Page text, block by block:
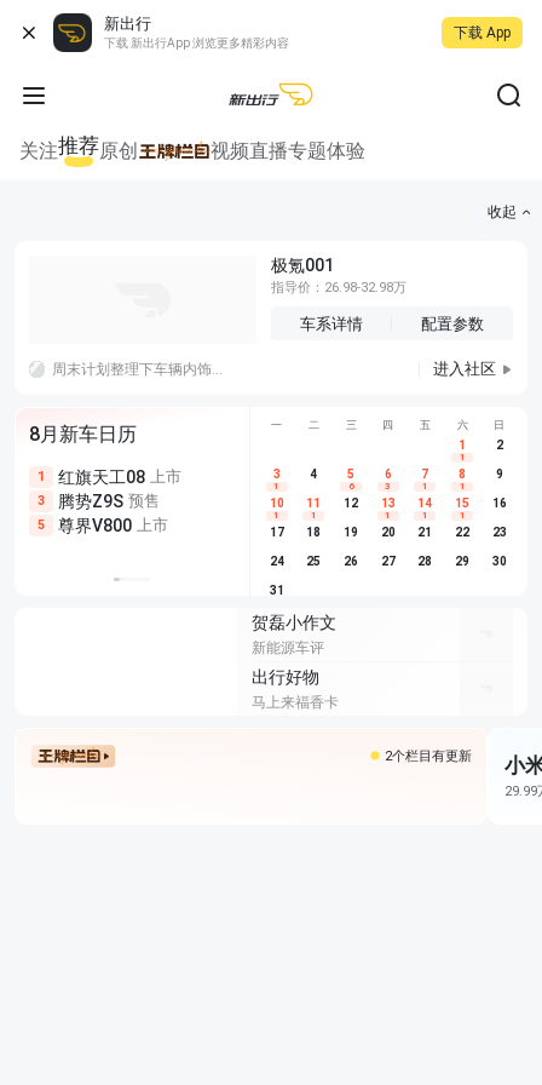
新出行
下载 新出行App 浏览更多精彩内容
下载 App
关注推荐原创 视频直播专题体验
收起
极氪001
指导价：26.98-32.98万
车系详情 配置参数
周末计划整理下车辆内饰，做点内饰简单清洁。 进入社区
8月新车日历
1 红旗天工08 上市
3 腾势Z9S 预售
5 尊界V800 上市
尊界V680 上市
享界G9 预售
别克至境L7 预售
埃安
长城H10
深蓝S05
一 二 三 四 五 六 日
1
1
2
3
1
4 5
6
6
3
7
1
8
1
9
10
1
11
1
12 13
1
14
1
15
1
16
17 18 19 20 21 22 23
24 25 26 27 28 29 30
31
贺磊小作文
新能源车评
出行好物
马上来福香卡
2个栏目有更新 小
29.99